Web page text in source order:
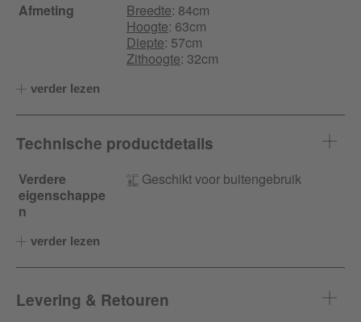
Afmeting
Breedte: 84cm
Hoogte: 63cm
Diepte: 57cm
Zithoogte: 32cm
verder lezen
Technische productdetails
Verdere
eigenschappe
n
Geschikt voor buitengebruik
verder lezen
Levering & Retouren